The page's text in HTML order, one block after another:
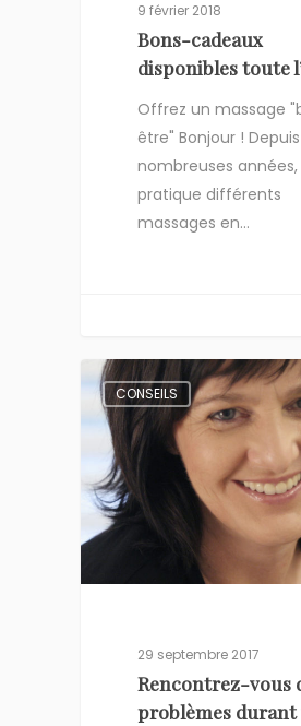
9 février 2018
Bons-cadeaux
disponibles toute
Offrez un massage
être" Bonjour !
nombreuses années,
pratique différents
massages en…
CONSEILS
29 septembre 2017
Rencontrez-vous
problèmes durant